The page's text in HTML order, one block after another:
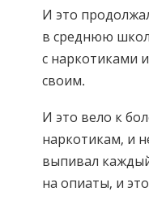
И это
в среднюю
с наркотиками
своим.
И это вело к
наркотикам, и
выпивал
на опиаты, и